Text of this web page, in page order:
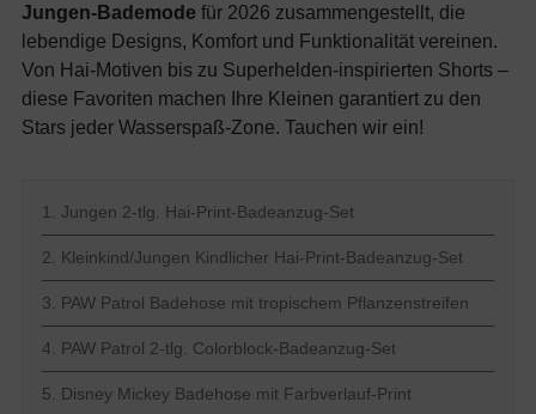
Jungen-Bademode für 2026 zusammengestellt, die
lebendige Designs, Komfort und Funktionalität vereinen.
Von Hai-Motiven bis zu Superhelden-inspirierten Shorts –
diese Favoriten machen Ihre Kleinen garantiert zu den
Stars jeder Wasserspaß-Zone. Tauchen wir ein!
1. Jungen 2-tlg. Hai-Print-Badeanzug-Set
2. Kleinkind/Jungen Kindlicher Hai-Print-Badeanzug-Set
3. PAW Patrol Badehose mit tropischem Pflanzenstreifen
4. PAW Patrol 2-tlg. Colorblock-Badeanzug-Set
5. Disney Mickey Badehose mit Farbverlauf-Print